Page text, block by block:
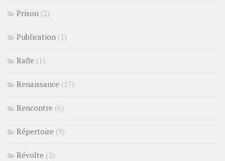
Prison (2)
Publication (1)
Rafle (1)
Renaissance (17)
Rencontre (6)
Répertoire (9)
Révolte (2)